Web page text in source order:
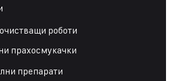
роботи
прахосмукачки
препарати